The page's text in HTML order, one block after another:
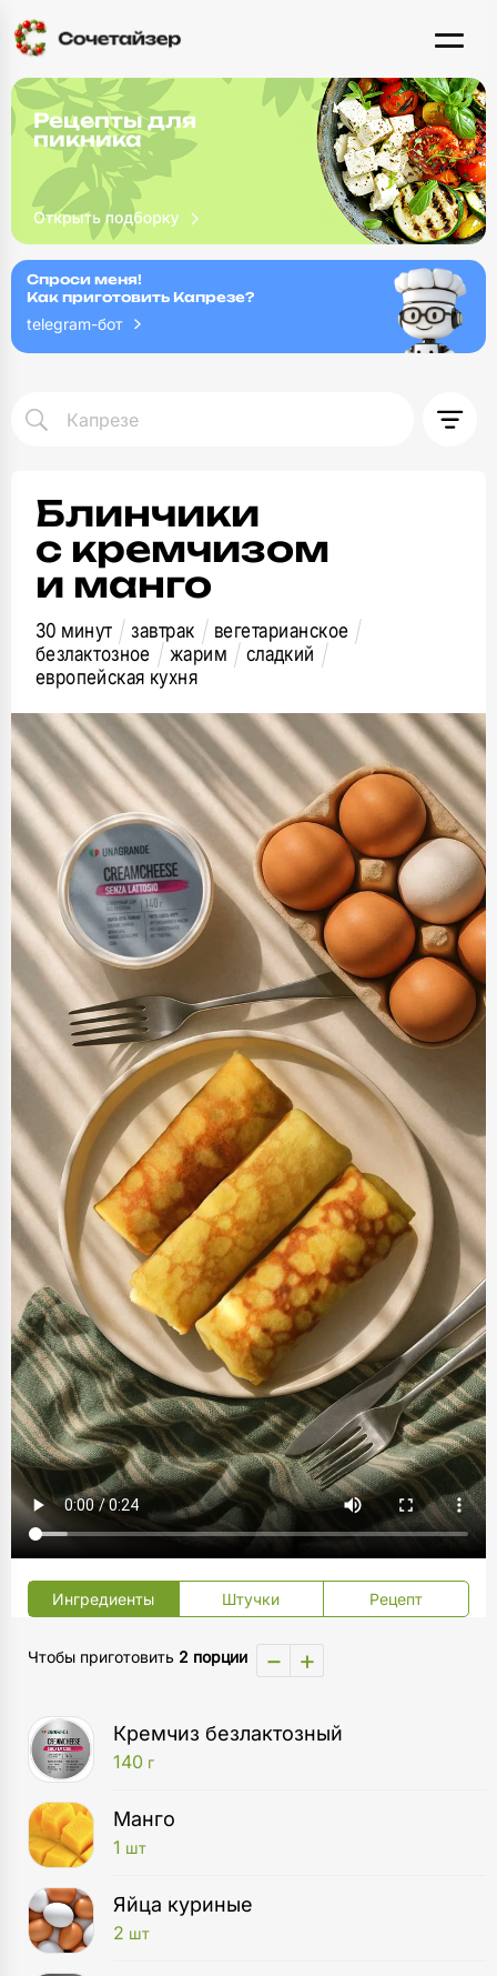
Рецепты для
пикника
Спроси меня!
Как приготовить Капрезе?
telegram-бот
Блинчики
с кремчизом
и манго
30 минут завтрак
вегетарианское
безлактозное
жарим
сладкий
европейская кухня
Ингредиенты Штучки Рецепт
Чтобы приготовить 2 порции − +
Кремчиз безлактозный
140 г
Манго
1 шт
Яйца куриные
2 шт